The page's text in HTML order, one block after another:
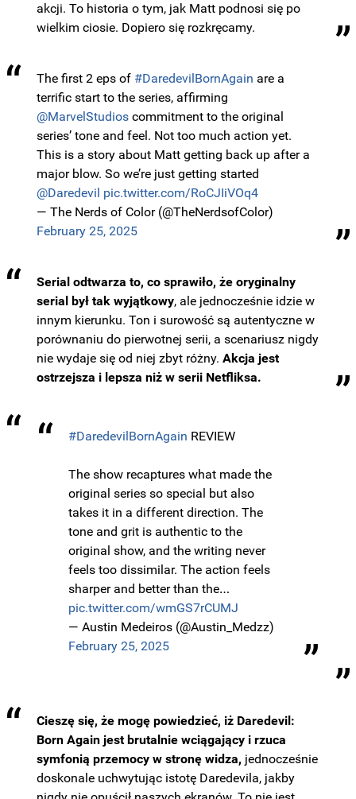
akcji. To historia o tym, jak Matt podnosi się po
wielkim ciosie. Dopiero się rozkręcamy.
The first 2 eps of #DaredevilBornAgain are a
terrific start to the series, affirming
@MarvelStudios commitment to the original
series’ tone and feel. Not too much action yet.
This is a story about Matt getting back up after a
major blow. So we’re just getting started
@Daredevil pic.twitter.com/RoCJIiVOq4
— The Nerds of Color (@TheNerdsofColor)
February 25, 2025
Serial odtwarza to, co sprawiło, że oryginalny
serial był tak wyjątkowy, ale jednocześnie idzie w
innym kierunku. Ton i surowość są autentyczne w
porównaniu do pierwotnej serii, a scenariusz nigdy
nie wydaje się od niej zbyt różny. Akcja jest
ostrzejsza i lepsza niż w serii Netfliksa.
#DaredevilBornAgain REVIEW
The show recaptures what made the
original series so special but also
takes it in a different direction. The
tone and grit is authentic to the
original show, and the writing never
feels too dissimilar. The action feels
sharper and better than the…
pic.twitter.com/wmGS7rCUMJ
— Austin Medeiros (@Austin_Medzz)
February 25, 2025
Cieszę się, że mogę powiedzieć, iż Daredevil:
Born Again jest brutalnie wciągający i rzuca
symfonią przemocy w stronę widza, jednocześnie
doskonale uchwytując istotę Daredevila, jakby